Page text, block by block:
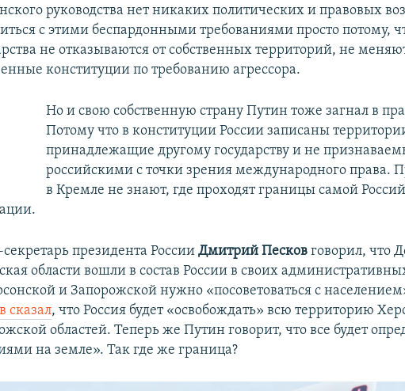
720p 1080p
руководства нет никаких политических и правовых
с этими беспардонными требованиями просто потому,
не отказываются от собственных территорий, не
конституции по требованию агрессора.
Но и свою собственную страну Путин тоже загнал в
Потому что в конституции России записаны
принадлежащие другому государству и не
российскими с точки зрения международного права.
в Кремле не знают, где проходят границы самой
президента РоссииДмитрий Песков говорил, что
области вошли в состав России в своих
и Запорожской нужно «посоветоваться с
сказал, что Россия будет «освобождать» всю территорию
областей. Теперь же Путин говорит, что все будет
на земле». Так где же граница?